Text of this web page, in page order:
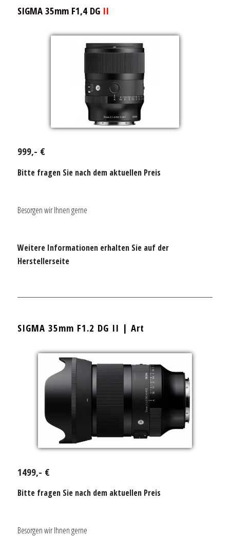
SIGMA 35mm F1,4 DG II
999,- €
Bitte fragen Sie nach dem aktuellen Preis
Besorgen wir Ihnen gerne
Weitere Informationen erhalten Sie auf der
Herstellerseite
SIGMA 35mm F1.2 DG II | Art
1499,- €
Bitte fragen Sie nach dem aktuellen Preis
Besorgen wir Ihnen gerne